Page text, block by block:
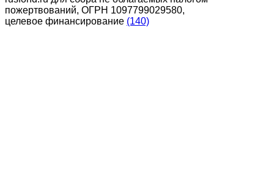
пожертвований, ОГРН 1097799029580,
целевое финансирование (140)